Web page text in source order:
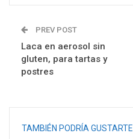
PREV POST
Laca en aerosol sin
gluten, para tartas y
postres
TAMBIÉN PODRÍA GUSTARTE